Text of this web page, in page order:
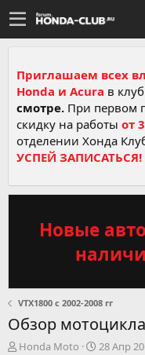
Приглашаем всех
Honda и Acura в
смотре. При первом
скидку на работы от
отделении Хонда
УСПЕЙ
Новые
VTX1800 c 2002-2008 гг
Обзор
А
Honda Moto
Д
28 Апр